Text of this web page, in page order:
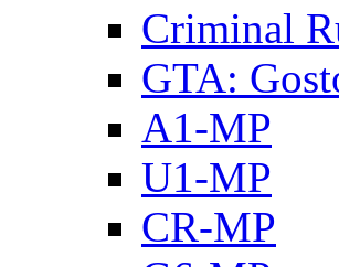
Criminal
GTA:
A1-MP
U1-MP
CR-MP